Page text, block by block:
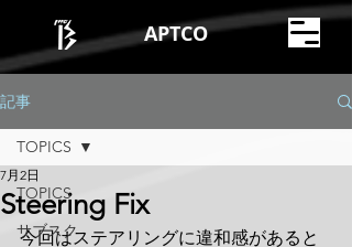
APTCO
記事
TOPICS
サブスク
TOPICS
Steering Fix
7月2日
今回はステアリングに違和感があると